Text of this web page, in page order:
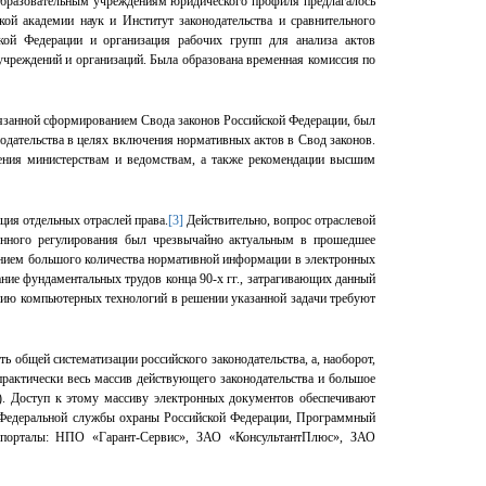
академии наук и Институт законодательства и сравнительного
Федерации и организация рабочих групп для анализа актов
и организаций. Была образована временная комиссия по
сформированием Свода законов Российской Федерации, был
в целях включения нормативных актов в Свод законов.
министерствам и ведомствам, а также рекомендации высшим
отдельных отраслей права.[3] Действительно, вопрос отраслевой
регулирования был чрезвычайно актуальным в прошедшее
большого количества нормативной информации в электронных
фундаментальных трудов конца 90-х гг., затрагивающих данный
компьютерных технологий в решении указанной задачи требуют
систематизации российского законодательства, а, наоборот,
весь массив действующего законодательства и большое
Доступ к этому массиву электронных документов обеспечивают
службы охраны Российской Федерации, Программный
порталы: НПО «Гарант-Сервис», ЗАО «КонсультантПлюс», ЗАО